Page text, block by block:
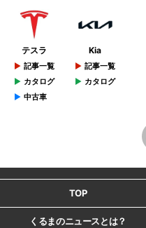
テスラ
記事一覧
カタログ
中古車
Kia
記事一覧
カタログ
TOP
くるまのニュースとは？